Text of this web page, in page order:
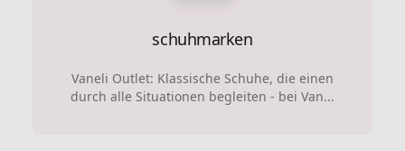
schuhmarken
Vaneli Outlet: Klassische Schuhe, die einen
durch alle Situationen begleiten - bei Van...